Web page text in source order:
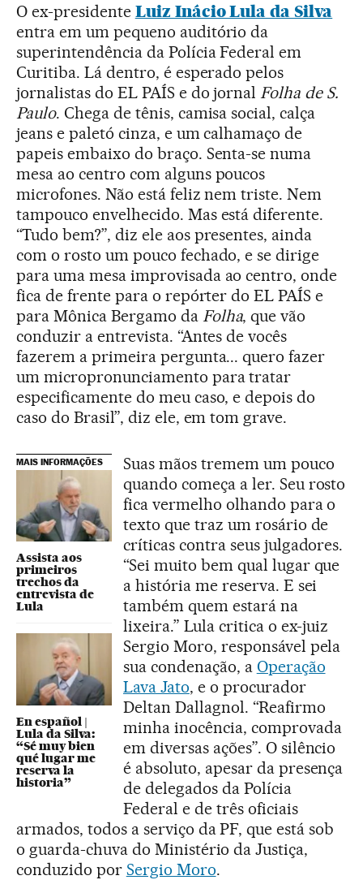
O ex-presidente Luiz Inácio Lula da Silva
entra em um pequeno auditório da
superintendência da Polícia Federal em
Curitiba. Lá dentro, é esperado pelos
jornalistas do EL PAÍS e do jornalFolha de S.
Paulo. Chega de tênis, camisa social, calça
jeans e paletó cinza, e um calhamaço de
papeis embaixo do braço. Senta-se numa
mesa ao centro com alguns poucos
microfones. Não está feliz nem triste. Nem
tampouco envelhecido. Mas está diferente.
“Tudo bem?”, diz ele aos presentes, ainda
com o rosto um pouco fechado, e se dirige
para uma mesa improvisada ao centro, onde
fica de frente para o repórter do EL PAÍS e
para Mônica Bergamo da Folha, que vão
conduzir a entrevista. “Antes de vocês
fazerem a primeira pergunta... quero fazer
um micropronunciamento para tratar
especificamente do meu caso, e depois do
caso do Brasil”, diz ele, em tom grave.
MAIS INFORMAÇÕES
Assista aos
primeiros
trechos da
entrevista de
Lula
En español |
Lula da Silva:
“Sé muy bien
qué lugar me
reserva la
historia”
Suas mãos tremem um pouco
quando começa a ler. Seu rosto
fica vermelho olhando para o
texto que traz um rosário de
críticas contra seus julgadores.
“Sei muito bem qual lugar que
a história me reserva. E sei
também quem estará na
lixeira.” Lula critica o ex-juiz
Sergio Moro, responsável pela
sua condenação, a Operação
Lava Jato, e o procurador
Deltan Dallagnol. “Reafirmo
minha inocência, comprovada
em diversas ações”. O silêncio
é absoluto, apesar da presença
de delegados da Polícia
Federal e de três oficiais
armados, todos a serviço da PF, que está sob
o guarda-chuva do Ministério da Justiça,
conduzido por Sergio Moro.